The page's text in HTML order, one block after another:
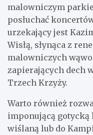
malowniczym
posłuchać
urzekający jest
Wisłą, słynąca z
malowniczych
zapierających dech
Trzech Krzyży.
Warto również
imponującą
wiślaną lub do